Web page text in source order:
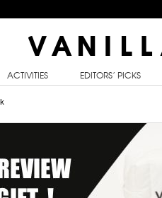
ACTIVITIES EDITORS’ PICKS